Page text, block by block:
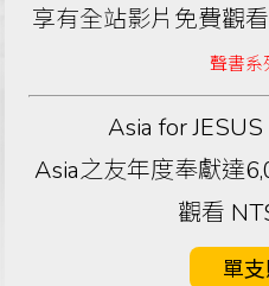
享有全站影片免費觀
聲書系
Asia for
Asia之友年度奉獻達
觀看
單